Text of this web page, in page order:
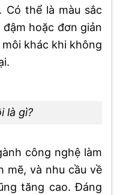
Có thể là màu sắc
hoặc đơn giản
khác khi không
là gì?
công nghệ làm
mẽ, và nhu cầu về
tăng cao. Đáng